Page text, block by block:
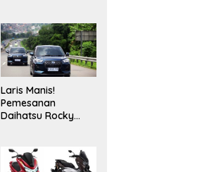
Laris Manis!
Pemesanan
Daihatsu Rocky
Dua Bulan